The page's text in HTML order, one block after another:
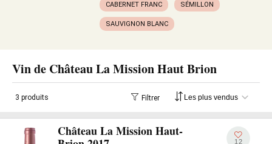
CABERNET FRANC SÉMILLON
SAUVIGNON BLANC
Vin de Château La Mission Haut Brion
3 produits Filtrer
Château La Mission Haut-
12